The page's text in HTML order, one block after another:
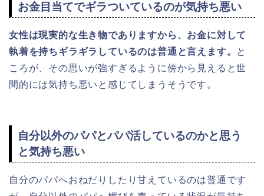
お金目当てでギラついているのが気持ち悪い
女性は現実的な生き物でありますから、お金に対して
執着を持ちギラギラしているのは普通と言えます。 と
ころが、その思いが強すぎるように傍から見えると世
間的には気持ち悪いと感じてしまうそうです。
自分以外のパパとパパ活しているのかと思う
と気持ち悪い
自分のパパへおねだりしたり甘えているのは普通です